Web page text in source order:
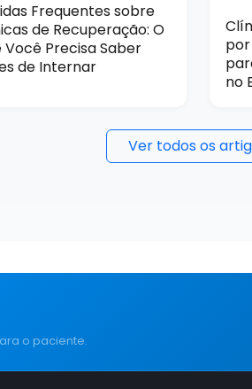
Frequentes sobre
de Recuperação: O
Você Precisa Saber
de Internar
no
Ver todos os
o paciente.